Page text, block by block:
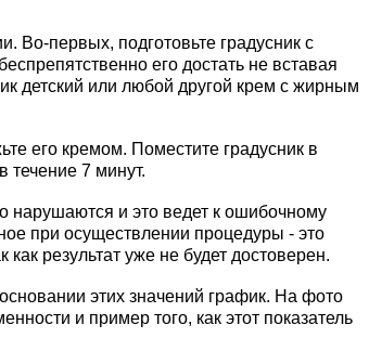
Во-первых, подготовьте градусник с
его достать не вставая
детский или любой другой крем с жирным
его кремом. Поместите градусник в
течение 7 минут.
нарушаются и это ведет к ошибочному
при осуществлении процедуры - это
результат уже не будет достоверен.
этих значений график. На фото
и пример того, как этот показатель